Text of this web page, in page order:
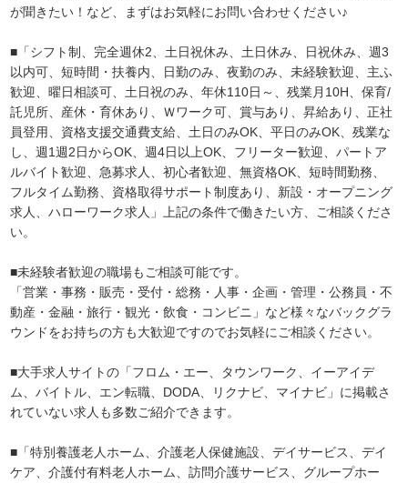
が聞きたい！など、まずはお気軽にお問い合わせください♪
■「シフト制、完全週休2、土日祝休み、土日休み、日祝休み、週3
以内可、短時間・扶養内、日勤のみ、夜勤のみ、未経験歓迎、主ふ
歓迎、曜日相談可、土日祝のみ、年休110日～、残業月10H、保育/
託児所、産休・育休あり、Ｗワーク可、賞与あり、昇給あり、正社
員登用、資格支援交通費支給、土日のみOK、平日のみOK、残業な
し、週1週2日からOK、週4日以上OK、フリーター歓迎、パートア
ルバイト歓迎、急募求人、初心者歓迎、無資格OK、短時間勤務、
フルタイム勤務、資格取得サポート制度あり、新設・オープニング
求人、ハローワーク求人」上記の条件で働きたい方、ご相談くださ
い。
■未経験者歓迎の職場もご相談可能です。
「営業・事務・販売・受付・総務・人事・企画・管理・公務員・不
動産・金融・旅行・観光・飲食・コンビニ」など様々なバックグラ
ウンドをお持ちの方も大歓迎ですのでお気軽にご相談ください。
■大手求人サイトの「フロム・エー、タウンワーク、イーアイデ
ム、バイトル、エン転職、DODA、リクナビ、マイナビ」に掲載さ
れていない求人も多数ご紹介できます。
■「特別養護老人ホーム、介護老人保健施設、デイサービス、デイ
ケア、介護付有料老人ホーム、訪問介護サービス、グループホー